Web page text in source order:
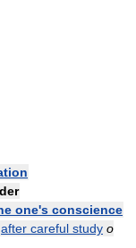
one's conscience
after careful study o